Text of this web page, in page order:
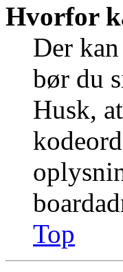
Hvorfor
Der
bør du
Husk,
Top